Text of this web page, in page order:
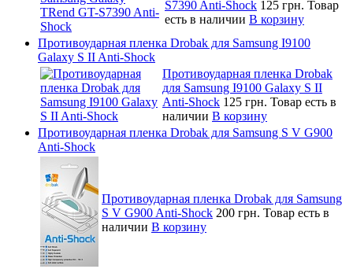
S7390 Anti-Shock 125 грн. Товар
есть в наличии В корзину
Противоударная пленка Drobak для Samsung I9100
Galaxy S II Anti-Shock
Противоударная пленка Drobak
для Samsung I9100 Galaxy S II
Anti-Shock 125 грн. Товар есть в
наличии В корзину
Противоударная пленка Drobak для Samsung S V G900
Anti-Shock
Противоударная пленка Drobak для Samsung
S V G900 Anti-Shock 200 грн. Товар есть в
наличии В корзину